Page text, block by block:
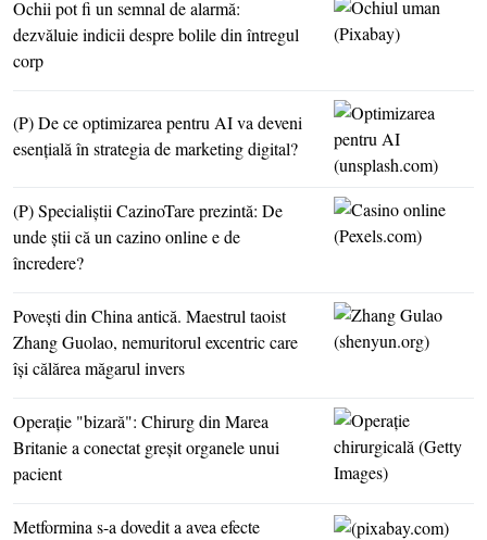
Ochii pot fi un semnal de alarmă:
dezvăluie indicii despre bolile din întregul
corp
(P) De ce optimizarea pentru AI va deveni
esenţială în strategia de marketing digital?
(P) Specialiştii CazinoTare prezintă: De
unde ştii că un cazino online e de
încredere?
Poveşti din China antică. Maestrul taoist
Zhang Guolao, nemuritorul excentric care
îşi călărea măgarul invers
Operaţie "bizară": Chirurg din Marea
Britanie a conectat greşit organele unui
pacient
Metformina s-a dovedit a avea efecte